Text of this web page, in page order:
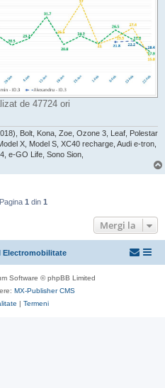
de 47724 ori
Bolt, Kona, Zoe, Ozone 3, Leaf, Polestar
X, Model S, XC40 recharge, Audi e-tron,
e-GO Life, Sono Sion,
1 din 1
Mergi la
Electromobilitate
Software © phpBB Limited
MX-Publisher CMS
| Termeni